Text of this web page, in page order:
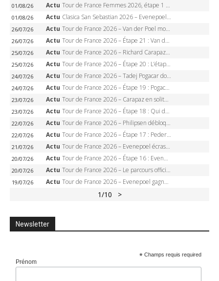
01/08/26 Actu Tour de France Femmes 2026, étape 1 – Lorena Wiebes intouchable à Lausanne, premier maillot jaune
01/08/26 Actu Clasica San Sebastian 2026 – Evenepoel recordman, 4e victoire, Carapaz battu au sprint
26/07/26 Actu Tour de France 2026 – Van der Poel monumental à Paris, Pogacar égale le record des cinq sacres
26/07/26 Actu Tour de France 2026 – Étape 21 : Van der Poel, Pogacar, qui succédera à Wout van Aert sur les Champs-Elysées ?
25/07/26 Actu Tour de France 2026 – Richard Carapaz roi des Alpes, doublé et maillot à pois, Seixas perd le podium
25/07/26 Actu Tour de France 2026 – Étape 20 : L’étape reine, Galibier, Sarenne, Alpe d’Huez, qui succédera à Pogacar ?
24/07/26 Actu Tour de France 2026 – Tadej Pogacar dompte l’Alpe d’Huez, 5e victoire, record de Pantani pulvérisé
24/07/26 Actu Tour de France 2026 – Étape 19 : Pogacar peut-il enfin dompter l’Alpe d’Huez ?
23/07/26 Actu Tour de France 2026 – Carapaz en solitaire à Orcières-Merlette, Paret-Peintre à un point du maillot à pois
23/07/26 Actu Tour de France 2026 – Étape 18 : Qui domptera Orcières-Merlette, première marche vers l’Alpe d’Huez ?
22/07/26 Actu Tour de France 2026 – Philipsen débloque son compteur à Voiron, Pedersen en danger pour le maillot vert
22/07/26 Actu Tour de France 2026 – Étape 17 : Pedersen peut-il verrouiller le maillot vert à Voiron ?
21/07/26 Actu Tour de France 2026 – Evenepoel écrase le chrono d’Évian, Seixas 4e, Lipowitz abandonne
20/07/26 Actu Tour de France 2026 – Étape 16 : Evenepoel, Pogacar, Ganna… qui domptera le chrono d’Évian pour redessiner le podium ?
20/07/26 Actu Tour de France 2026 – Le parcours officiel complet : 21 étapes, profils, carte et dates
19/07/26 Actu Tour de France 2026 – Evenepoel gagne à Solaison, Vingegaard abandonne, Pogacar toujours en jaune
1/10 >
Newsletter
* Champs requis required
Prénom